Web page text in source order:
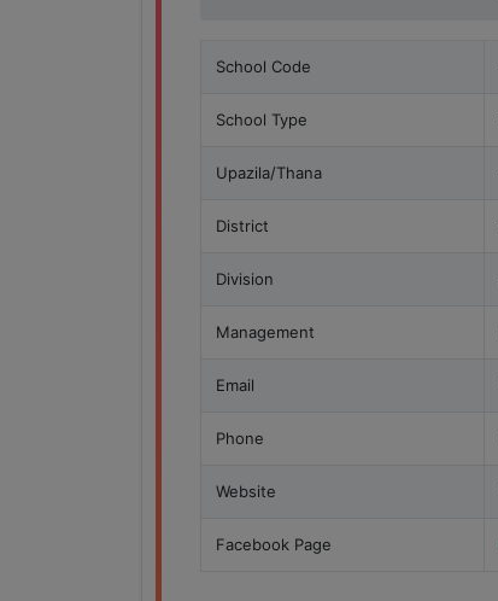
School Code
School Type
Upazila/Thana
District
Division
Management
Email
Phone
Website
Facebook Page